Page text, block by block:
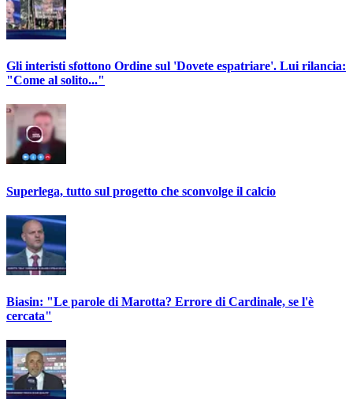
Gli interisti sfottono Ordine sul 'Dovete espatriare'. Lui rilancia:
"Come al solito..."
Superlega, tutto sul progetto che sconvolge il calcio
Biasin: "Le parole di Marotta? Errore di Cardinale, se l'è
cercata"